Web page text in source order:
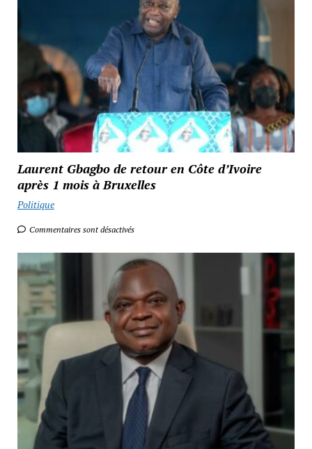
Laurent Gbagbo de retour en Côte d’Ivoire
après 1 mois à Bruxelles
Politique
Commentaires sont désactivés